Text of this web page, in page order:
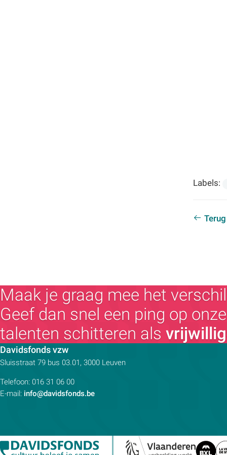
Labels:
Maak je graag mee het
Geef dan snel een ping op
talenten schitteren als
Davidsfonds vzwContactpersoon:
Adres:
Sluisstraat 79 bus 03.01, 3000 Leuven
Telefoon: 016 31 06 00
E-mail: info@davidsfonds.be